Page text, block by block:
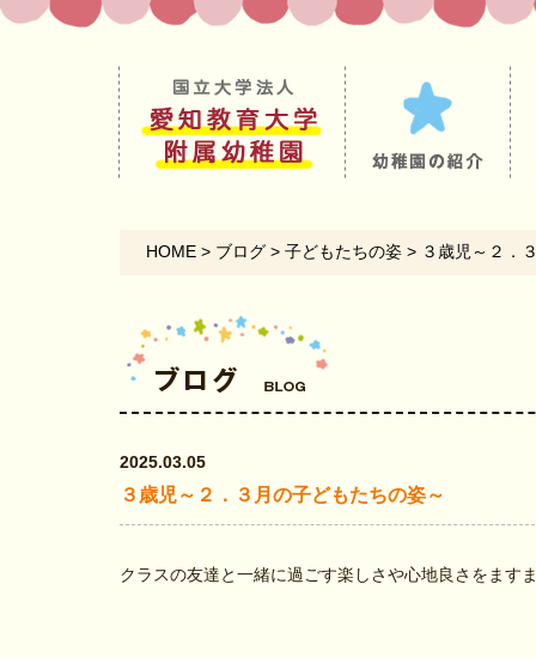
HOME > ブログ > 子どもたちの姿 > ３歳児～２．
2025.03.05
３歳児～２．３月の子どもたちの姿～
クラスの友達と一緒に過ごす楽しさや心地良さをます